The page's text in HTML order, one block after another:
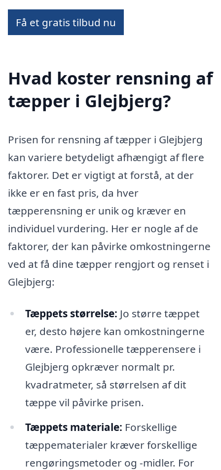
Få et gratis tilbud nu
Hvad koster rensning af
tæpper i Glejbjerg?
Prisen for rensning af tæpper i Glejbjerg
kan variere betydeligt afhængigt af flere
faktorer. Det er vigtigt at forstå, at der
ikke er en fast pris, da hver
tæpperensning er unik og kræver en
individuel vurdering. Her er nogle af de
faktorer, der kan påvirke omkostningerne
ved at få dine tæpper rengjort og renset i
Glejbjerg:
Tæppets størrelse: Jo større tæppet
er, desto højere kan omkostningerne
være. Professionelle tæpperensere i
Glejbjerg opkræver normalt pr.
kvadratmeter, så størrelsen af dit
tæppe vil påvirke prisen.
Tæppets materiale: Forskellige
tæppematerialer kræver forskellige
rengøringsmetoder og -midler. For